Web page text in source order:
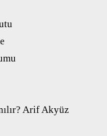
Arif Akyüz